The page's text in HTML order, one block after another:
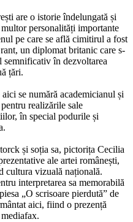
are o istorie îndelungată și
personalități importante
pe care se află cimitirul a fost
un diplomat britanic care s-
în dezvoltarea
țări.
se numără academicianul și
realizările sale
în special podurile și
și soția sa, pictorița Cecilia
ale artei românești,
cultura vizuală națională.
interpretarea sa memorabilă
„O scrisoare pierdută” de
aici, fiind o prezență